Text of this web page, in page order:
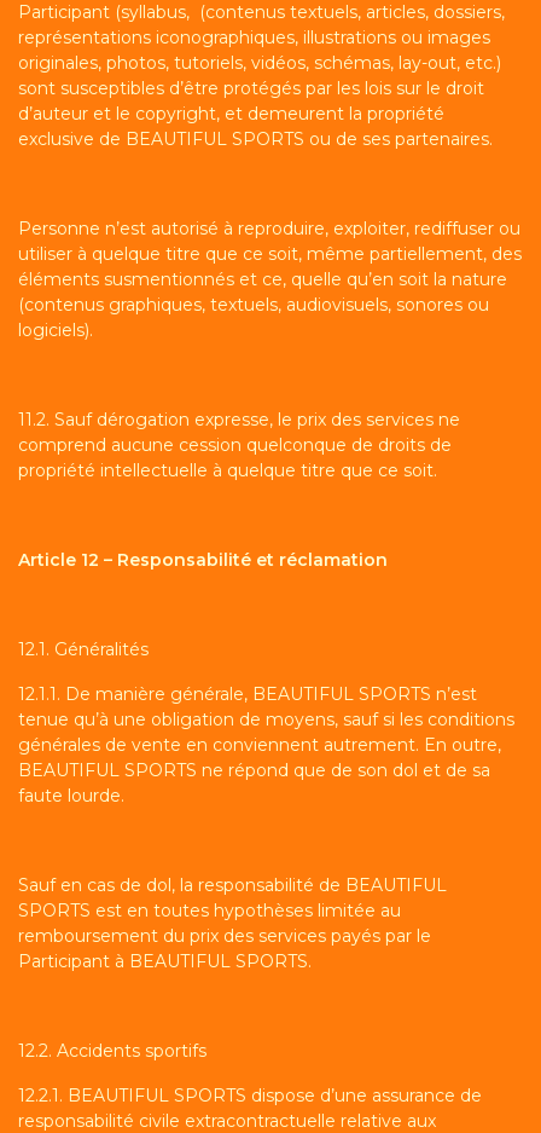
Participant (syllabus, (contenus textuels, articles, dossiers,
représentations iconographiques, illustrations ou images
originales, photos, tutoriels, vidéos, schémas, lay-out, etc.)
sont susceptibles d’être protégés par les lois sur le droit
d’auteur et le copyright, et demeurent la propriété
exclusive de BEAUTIFUL SPORTS ou de ses partenaires.
Personne n’est autorisé à reproduire, exploiter, rediffuser ou
utiliser à quelque titre que ce soit, même partiellement, des
éléments susmentionnés et ce, quelle qu’en soit la nature
(contenus graphiques, textuels, audiovisuels, sonores ou
logiciels).
11.2. Sauf dérogation expresse, le prix des services ne
comprend aucune cession quelconque de droits de
propriété intellectuelle à quelque titre que ce soit.
Article 12 – Responsabilité et réclamation
12.1. Généralités
12.1.1. De manière générale, BEAUTIFUL SPORTS n’est
tenue qu’à une obligation de moyens, sauf si les conditions
générales de vente en conviennent autrement. En outre,
BEAUTIFUL SPORTS ne répond que de son dol et de sa
faute lourde.
Sauf en cas de dol, la responsabilité de BEAUTIFUL
SPORTS est en toutes hypothèses limitée au
remboursement du prix des services payés par le
Participant à BEAUTIFUL SPORTS.
12.2. Accidents sportifs
12.2.1. BEAUTIFUL SPORTS dispose d’une assurance de
responsabilité civile extracontractuelle relative aux